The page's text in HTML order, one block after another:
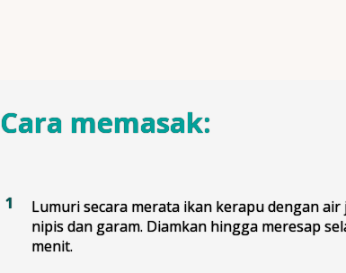
Cara memasak:
Lumuri secara merata ikan kerapu dengan air
nipis dan garam. Diamkan hingga meresap
menit.